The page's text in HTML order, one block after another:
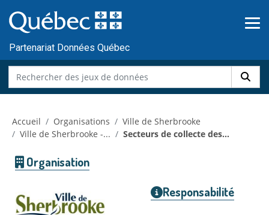
au
contenu
Partenariat Données Québec
Accueil Organisations
Ville de Sherbrooke
Ville de Sherbrooke -...
Secteurs de collecte des...
Organisation
Responsabilité